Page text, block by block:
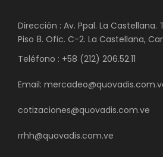
Dirección : Av. Ppal. La Castellana.
Piso 8. Ofic. C-2. La Castellana,
Teléfono : +58 (212) 206.52.11
Email:
cotizaciones@quovadis.com.ve
rrhh@quovadis.com.ve